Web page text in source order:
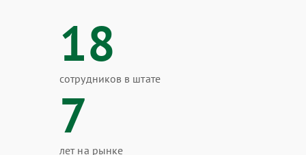
18
сотрудников в штате
7
лет на рынке